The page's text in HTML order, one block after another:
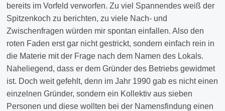
bereits im Vorfeld verworfen. Zu viel Spannendes weiß der
Spitzenkoch zu berichten, zu viele Nach- und
Zwischenfragen würden mir spontan einfallen. Also den
roten Faden erst gar nicht gestrickt, sondern einfach rein in
die Materie mit der Frage nach dem Namen des Lokals.
Naheliegend, dass er dem Gründer des Betriebs gewidmet
ist. Doch weit gefehlt, denn im Jahr 1990 gab es nicht einen
einzelnen Gründer, sondern ein Kollektiv aus sieben
Personen und diese wollten bei der Namensfindung einen